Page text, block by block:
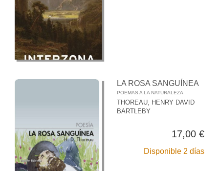
LA ROSA SANGUÍNEA
POEMAS A LA NATURALEZA
THOREAU, HENRY DAVID
BARTLEBY
17,00 €
Disponible 2 días